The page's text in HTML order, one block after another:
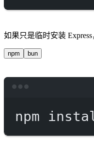
如果只是临时安装
npm bun
npm